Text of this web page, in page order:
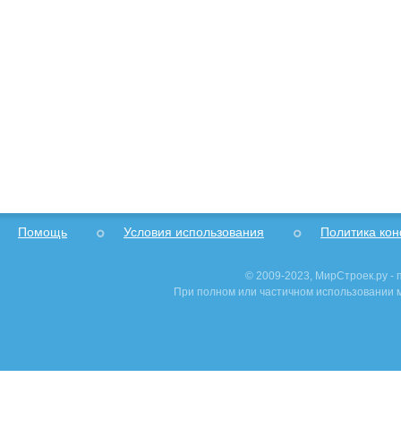
Помощь Условия использования Политика
© 2009-2023, МирСтроек.ру -
При полном или частичном использовании